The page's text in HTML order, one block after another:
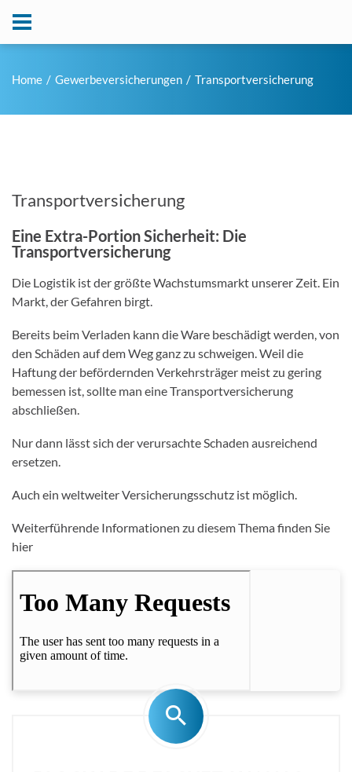
Home Gewerbeversicherungen Transportversicherung
Transportversicherung
Eine Extra-Portion Sicherheit: Die
Transportversicherung
Die Logistik ist der größte Wachstumsmarkt unserer Zeit. Ein
Markt, der Gefahren birgt.
Bereits beim Verladen kann die Ware beschädigt werden, von
den Schäden auf dem Weg ganz zu schweigen. Weil die
Haftung der befördernden Verkehrsträger meist zu gering
bemessen ist, sollte man eine Transportversicherung
abschließen.
Nur dann lässt sich der verursachte Schaden ausreichend
ersetzen.
Auch ein weltweiter Versicherungsschutz ist möglich.
Weiterführende Informationen zu diesem Thema finden Sie
hier